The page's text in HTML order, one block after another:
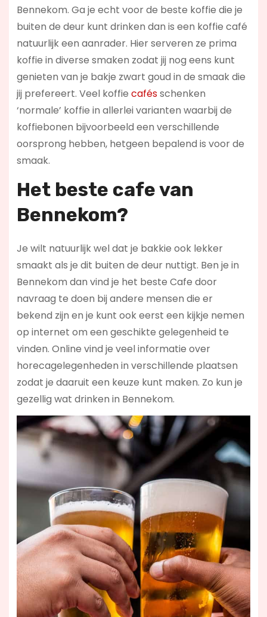
Bennekom. Ga je echt voor de beste koffie die je
buiten de deur kunt drinken dan is een koffie café
natuurlijk een aanrader. Hier serveren ze prima
koffie in diverse smaken zodat jij nog eens kunt
genieten van je bakje zwart goud in de smaak die
jij prefereert. Veel koffie cafésschenken
‘normale’ koffie in allerlei varianten waarbij de
koffiebonen bijvoorbeeld een verschillende
oorsprong hebben, hetgeen bepalend is voor de
smaak.
Het beste cafe van
Bennekom?
Je wilt natuurlijk wel dat je bakkie ook lekker
smaakt als je dit buiten de deur nuttigt. Ben je in
Bennekom dan vind je het beste Cafe door
navraag te doen bij andere mensen die er
bekend zijn en je kunt ook eerst een kijkje nemen
op internet om een geschikte gelegenheid te
vinden. Online vind je veel informatie over
horecagelegenheden in verschillende plaatsen
zodat je daaruit een keuze kunt maken. Zo kun je
gezellig wat drinken in Bennekom.